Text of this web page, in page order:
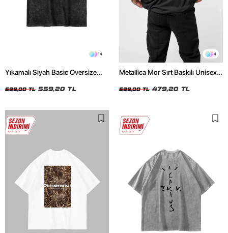
14
Yıkamalı Siyah Basic Oversize
699,00 TL 559,20 TL
4
Metallica Mor Sırt Baskılı Unisex
599,00 TL 479,20 TL